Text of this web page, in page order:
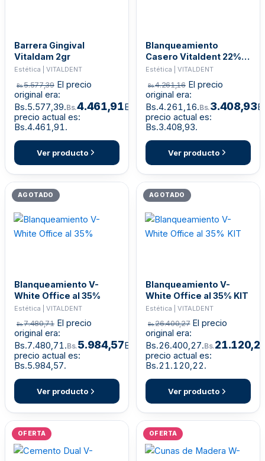
Barrera Gingival
Vitaldam 2gr
Estética | VITALDENT
Bs.5.577,39 El precio
original era:
Bs.5.577,39.Bs.4.461,91El
precio actual es:
Bs.4.461,91.
Ver producto
Blanqueamiento
Casero Vitaldent 22%
3g
Estética | VITALDENT
Bs.4.261,16 El precio
original era:
Bs.4.261,16.Bs.3.408,93El
precio actual es:
Bs.3.408,93.
Ver producto
AGOTADO
Blanqueamiento V-
White Office al 35%
Estética | VITALDENT
Bs.7.480,71 El precio
original era:
Bs.7.480,71.Bs.5.984,57El
precio actual es:
Bs.5.984,57.
Ver producto
AGOTADO
Blanqueamiento V-
White Office al 35% KIT
Estética | VITALDENT
Bs.26.400,27 El precio
original era:
Bs.26.400,27.Bs.
precio actual es:
Bs.21.120,22.
Ver producto
OFERTA OFERTA